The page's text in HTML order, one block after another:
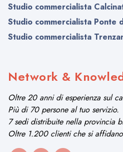
Studio commercialista
Studio commercialista Ponte
Studio commercialista
Network &
Oltre 20 anni di esperienza sul
Più di 70 persone al tuo servizio.
7 sedi distribuite nella provincia
Oltre 1.200 clienti che si